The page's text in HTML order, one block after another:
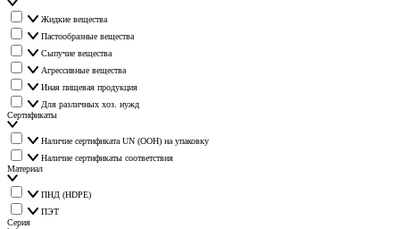
Жидкие вещества
Пастообразные вещества
Сыпучие вещества
Агрессивные вещества
Иная пищевая продукция
Для различных хоз. нужд
Сертификаты
Наличие сертификата UN (ООН) на упаковку
Наличие сертификаты соответствия
Материал
ПНД (HDPE)
ПЭТ
Серия